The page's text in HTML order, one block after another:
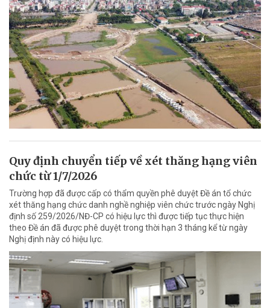
Quy định chuyển tiếp về xét thăng hạng viên
chức từ 1/7/2026
Trường hợp đã được cấp có thẩm quyền phê duyệt Đề án tổ chức
xét thăng hạng chức danh nghề nghiệp viên chức trước ngày Nghị
định số 259/2026/NĐ-CP có hiệu lực thì được tiếp tục thực hiện
theo Đề án đã được phê duyệt trong thời hạn 3 tháng kể từ ngày
Nghị định này có hiệu lực.